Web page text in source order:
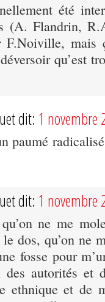
été
(A. Flandrin,
F.Noiville, mais
qu’est
dit: 1 novembre
paumé
dit: 1 novembre
ne me
dos, qu’on ne
fosse pour
des autorités et
ethnique et de